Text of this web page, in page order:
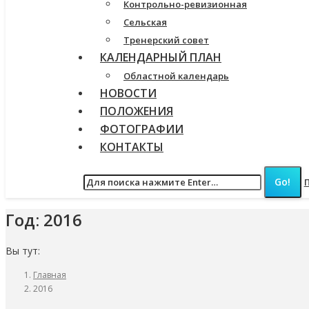
Контрольно-ревизионная
Сельская
Тренерский совет
КАЛЕНДАРНЫЙ ПЛАН
Областной календарь
НОВОСТИ
ПОЛОЖЕНИЯ
ФОТОГРАФИИ
КОНТАКТЫ
Год: 2016
Вы тут:
Главная
2016